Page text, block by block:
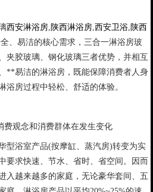
西安淋浴房, 陕西淋浴房,西安卫浴, 陕西
、易洁的核心需求，三合一淋浴房玻
夹胶玻璃、钢化玻璃三者优势，并相互
**易洁的淋浴房，既能保障消费者人身
浴房过程中轻松、舒适的体验。
费观念和消费群体在发生变化
型浴室产品(按摩缸、蒸汽房)转变为实
要求快速、节水、省时、省空间。因而
入越来越多的家庭，无论豪华套间、五